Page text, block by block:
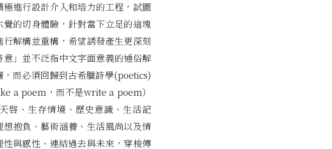
進行設計介入和培力的工程，試圖
的切身體驗，針對當下立足的這塊
解構並重構，希望誘發產生更深刻
」並不泛指中文字面意義的通俗解
而必須回歸到古希臘詩學(poetics)
a poem，而不是write a poem）
啓、生存情境、歷史意識、生活記
抱負、藝術涵養、生活風尚以及情
與感性、連結過去與未來，穿梭傳